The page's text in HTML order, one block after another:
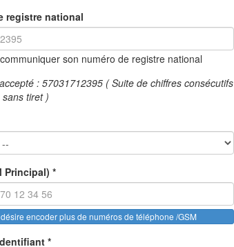
registre national
son numéro de registre national
: 57031712395 ( Suite de chiffres consécutifs
tiret )
Principal) *
encoder plus de numéros de téléphone /GSM
*